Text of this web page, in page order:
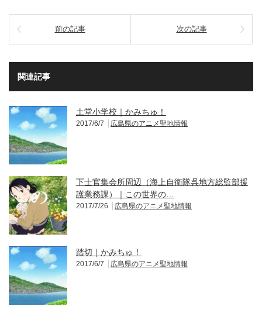
前の記事 次の記事
関連記事
土堂小学校｜かみちゅ！
2017/6/7 広島県のアニメ聖地情報
下士官集会所周辺（海上自衛隊呉地方総監部援
護業務課）｜この世界の…
2017/7/26 広島県のアニメ聖地情報
踏切｜かみちゅ！
2017/6/7 広島県のアニメ聖地情報